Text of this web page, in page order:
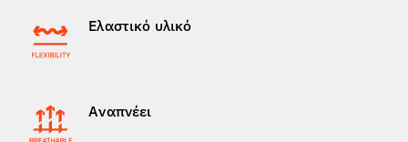
Ελαστικό υλικό
Αναπνέει